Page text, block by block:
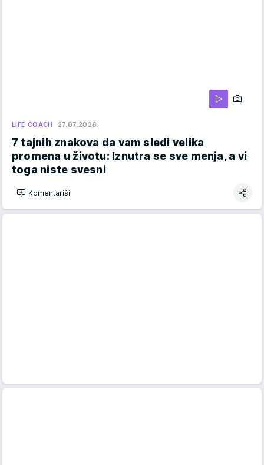
LIFE COACH 27.07.2026.
7 tajnih znakova da vam sledi velika
promena u životu: Iznutra se sve menja, a vi
toga niste svesni
Komentariši